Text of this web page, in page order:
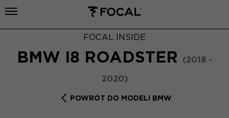
Otwórz menu
FOCAL INSIDE
BMW I8 ROADSTER
(2018 -
2020)
POWRÓT DO MODELI BMW